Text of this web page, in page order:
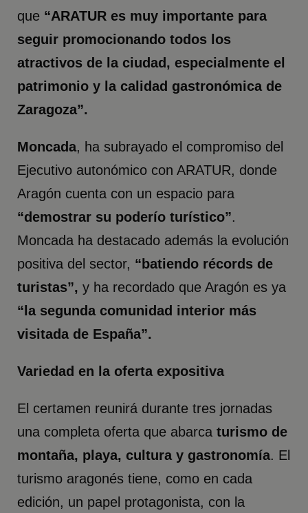
que “ARATUR es muy importante para
seguir promocionando todos los
atractivos de la ciudad, especialmente el
patrimonio y la calidad gastronómica de
Zaragoza”.
Moncada, ha subrayado el compromiso del
Ejecutivo autonómico con ARATUR, donde
Aragón cuenta con un espacio para
“demostrar su poderío turístico”.
Moncada ha destacado además la evolución
positiva del sector, “batiendo récords de
turistas”, y ha recordado que Aragón es ya
“la segunda comunidad interior más
visitada de España”.
Variedad en la oferta expositiva
El certamen reunirá durante tres jornadas
una completa oferta que abarcaturismo de
montaña, playa, cultura y gastronomía. El
turismo aragonés tiene, como en cada
edición, un papel protagonista, con la